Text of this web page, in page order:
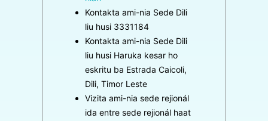
Kontakta ami-nia Sede Dili
liu husi 3331184
Kontakta ami-nia Sede Dili
liu husi Haruka kesar ho
eskritu ba Estrada Caicoli,
Dili, Timor Leste
Vizita ami-nia sede rejionál
ida entre sede rejionál haat